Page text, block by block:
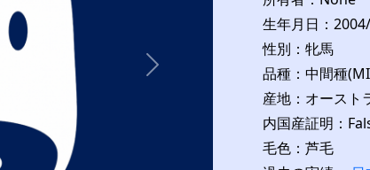
次へ
生年月日：
性別：牝馬
品種：中間種
産地：オースト
内国産証明：
毛色：芦毛